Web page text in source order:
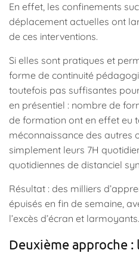
En effet, les confinements
déplacement actuelles ont
de ces interventions.
Si elles sont pratiques et
forme de continuité
toutefois pas suffisantes
en présentiel : nombre de
de formation ont en effet eu
méconnaissance des autres
simplement leurs 7H
quotidiennes de distanciel
Résultat : des milliers
épuisés en fin de semaine,
l’excès d’écran et larmoyants.
Deuxième approche :